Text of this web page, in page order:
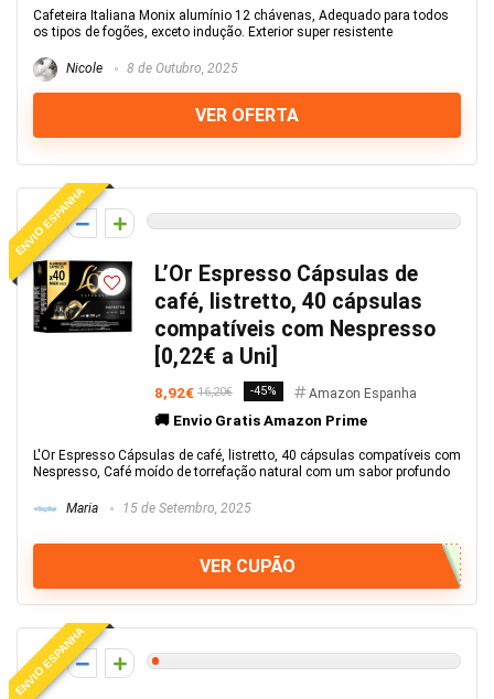
Cafeteira Italiana Monix alumínio 12 chávenas, Adequado para todos
os tipos de fogões, exceto indução. Exterior super resistente
Nicole 8 de Outubro, 2025
VER OFERTA
ENVIO ESPANHA
0
L’Or Espresso Cápsulas de
café, listretto, 40 cápsulas
compatíveis com Nespresso
[0,22€ a Uni]
8,92€ 16,20€ -45% Amazon Espanha
🚚 Envio Gratis Amazon Prime
L'Or Espresso Cápsulas de café, listretto, 40 cápsulas compatíveis com
Nespresso, Café moído de torrefação natural com um sabor profundo
Maria 15 de Setembro, 2025
VER CUPÃO
ENVIO ESPANHA
1